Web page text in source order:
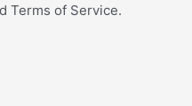
Terms of Service.